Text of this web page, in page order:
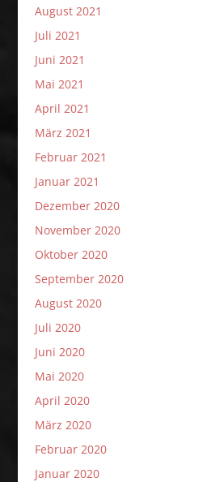
August 2021
Juli 2021
Juni 2021
Mai 2021
April 2021
März 2021
Februar 2021
Januar 2021
Dezember 2020
November 2020
Oktober 2020
September 2020
August 2020
Juli 2020
Juni 2020
Mai 2020
April 2020
März 2020
Februar 2020
Januar 2020